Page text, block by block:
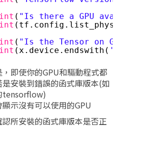
( "Is there a GPU
( "Is the Tensor on GPU #0:
(x.device.endswith( 'GPU:0'
即使你的GPU和驅動程式都
安裝到錯誤的函式庫版本(如
tensorflow)
示沒有可以使用的GPU
所安裝的函式庫版本是否正